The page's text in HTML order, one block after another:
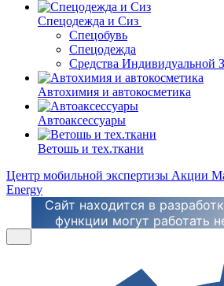
Спецодежда и Сиз
Спецобувь
Спецодежда
Средства Индивидуальной
Автохимия и автокосметика
Автоаксессуары
Ветошь и тех.ткани
Центр мобильной экспертизы Акции
Energy
Сайт находится в
функции могут работать